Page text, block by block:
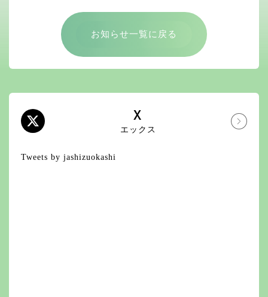
お知らせ一覧に戻る
X
エックス
Tweets by jashizuokashi